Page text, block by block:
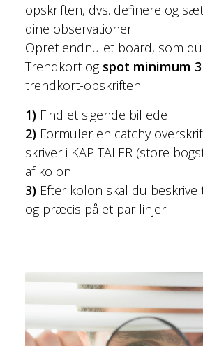
opskriften, dvs. definere og
dine observationer.
Opret endnu et board, som
Trendkort og spot minimum
trendkort-opskriften:
1)Find et sigende billede
2)Formuler en catchy
skriver i KAPITALER (store
af kolon
3)Efter kolon skal du
og præcis på et par linjer